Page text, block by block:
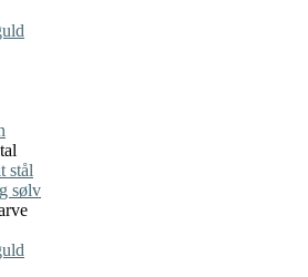
stål
sølv